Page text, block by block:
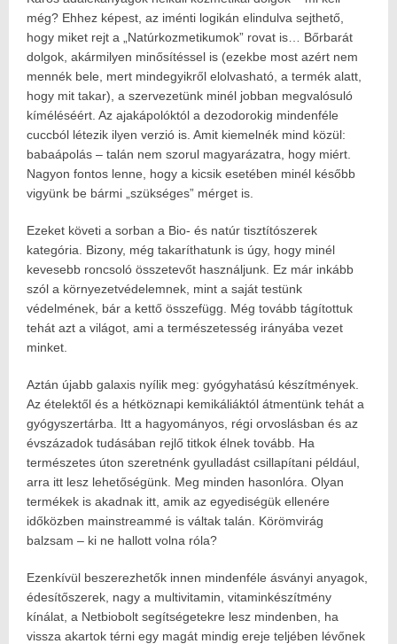
még? Ehhez képest, az iménti logikán elindulva sejthető,
hogy miket rejt a „Natúrkozmetikumok” rovat is… Bőrbarát
dolgok, akármilyen minősítéssel is (ezekbe most azért nem
mennék bele, mert mindegyikről elolvasható, a termék alatt,
hogy mit takar), a szervezetünk minél jobban megvalósuló
kíméléséért. Az ajakápolóktól a dezodorokig mindenféle
cuccból létezik ilyen verzió is. Amit kiemelnék mind közül:
babaápolás – talán nem szorul magyarázatra, hogy miért.
Nagyon fontos lenne, hogy a kicsik esetében minél később
vigyünk be bármi „szükséges” mérget is.
Ezeket követi a sorban a Bio- és natúr tisztítószerek
kategória. Bizony, még takaríthatunk is úgy, hogy minél
kevesebb roncsoló összetevőt használjunk. Ez már inkább
szól a környezetvédelemnek, mint a saját testünk
védelmének, bár a kettő összefügg. Még tovább tágítottuk
tehát azt a világot, ami a természetesség irányába vezet
minket.
Aztán újabb galaxis nyílik meg: gyógyhatású készítmények.
Az ételektől és a hétköznapi kemikáliáktól átmentünk tehát a
gyógyszertárba. Itt a hagyományos, régi orvoslásban és az
évszázadok tudásában rejlő titkok élnek tovább. Ha
természetes úton szeretnénk gyulladást csillapítani például,
arra itt lesz lehetőségünk. Meg minden hasonlóra. Olyan
termékek is akadnak itt, amik az egyediségük ellenére
időközben mainstreammé is váltak talán. Körömvirág
balzsam – ki ne hallott volna róla?
Ezenkívül beszerezhetők innen mindenféle ásványi anyagok,
édesítőszerek, nagy a multivitamin, vitaminkészítmény
kínálat, a Netbiobolt segítségetekre lesz mindenben, ha
vissza akartok térni egy magát mindig ereje teljében lévőnek